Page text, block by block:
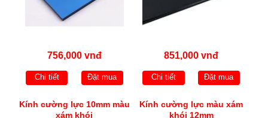
756,000 vnđ
Chi tiết Đặt mua
851,000 vnđ
Chi tiết Đặt mua
Kính cường lực 10mm màu
xám khói
Kính cường lực màu xám
khói 12mm